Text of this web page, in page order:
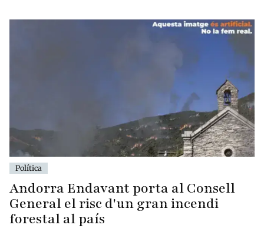
Política
Andorra Endavant porta al Consell
General el risc d'un gran incendi
forestal al país